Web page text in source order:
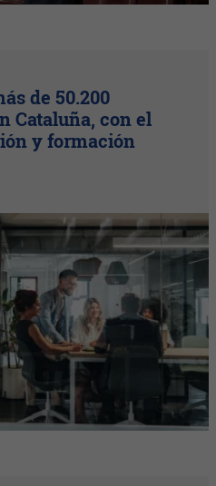
de 50.200
Cataluña, con el
y formación